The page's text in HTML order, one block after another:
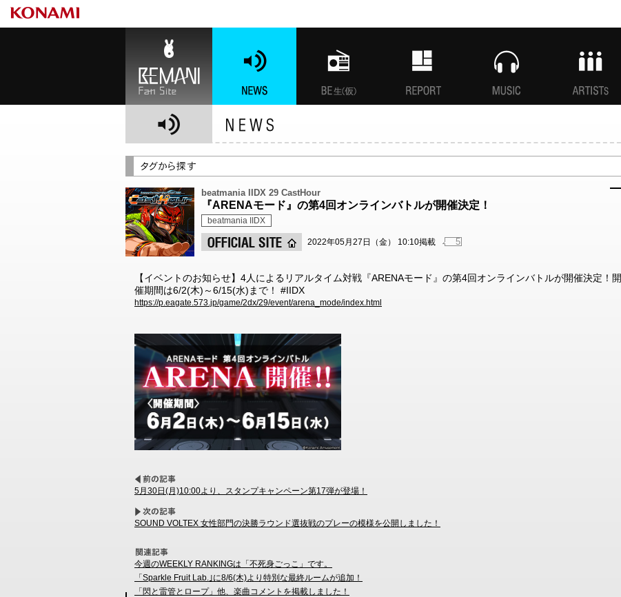
beatmania IIDX 29 CastHour
『ARENAモード』の第4回オンラインバトルが開催決定！
beatmania IIDX
2022年05月27日（金） 10:10掲載 5
【イベントのお知らせ】4人によるリアルタイム対戦『ARENAモード』の第4回オンラインバトルが開催決定！開
催期間は6/2(木)～6/15(水)まで！ #IIDX
https://p.eagate.573.jp/game/2dx/29/event/arena_mode/index.html
5月30日(月)10:00より、スタンプキャンペーン第17弾が登場！
SOUND VOLTEX 女性部門の決勝ラウンド選抜戦のプレーの模様を公開しました！
今週のWEEKLY RANKINGは「不死身ごっこ」です。
「Sparkle Fruit Lab.｣に8/6(木)より特別な最終ルームが追加！
「閃と雷管とロープ」他、楽曲コメントを掲載しました！